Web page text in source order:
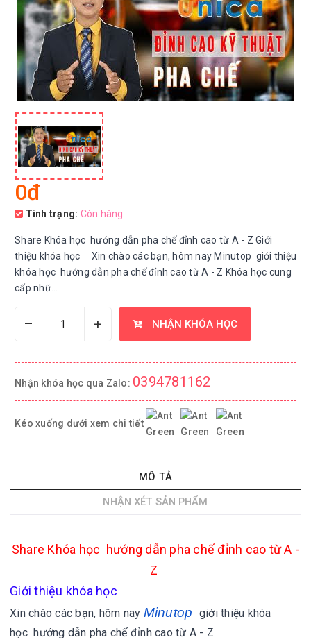
0đ
Tình trạng: Còn hàng
Share Khóa học hướng dẫn pha chế đỉnh cao từ A - Z Giới
thiệu khóa học Xin chào các bạn, hôm nay Minutop giới thiệu
khóa học hướng dẫn pha chế đỉnh cao từ A - Z Khóa học cung
cấp nhữ...
– + NHẬN KHÓA HỌC
Nhận khóa học qua Zalo: 0394781162
Kéo xuống dưới xem chi tiết
MÔ TẢ
NHẬN XÉT SẢN PHẨM
Share Khóa học hướng dẫn pha chế đỉnh cao từ A -
Z
Giới thiệu khóa học
Xin chào các bạn, hôm nay Minutop giới thiệu khóa
học hướng dẫn pha chế đỉnh cao từ A - Z